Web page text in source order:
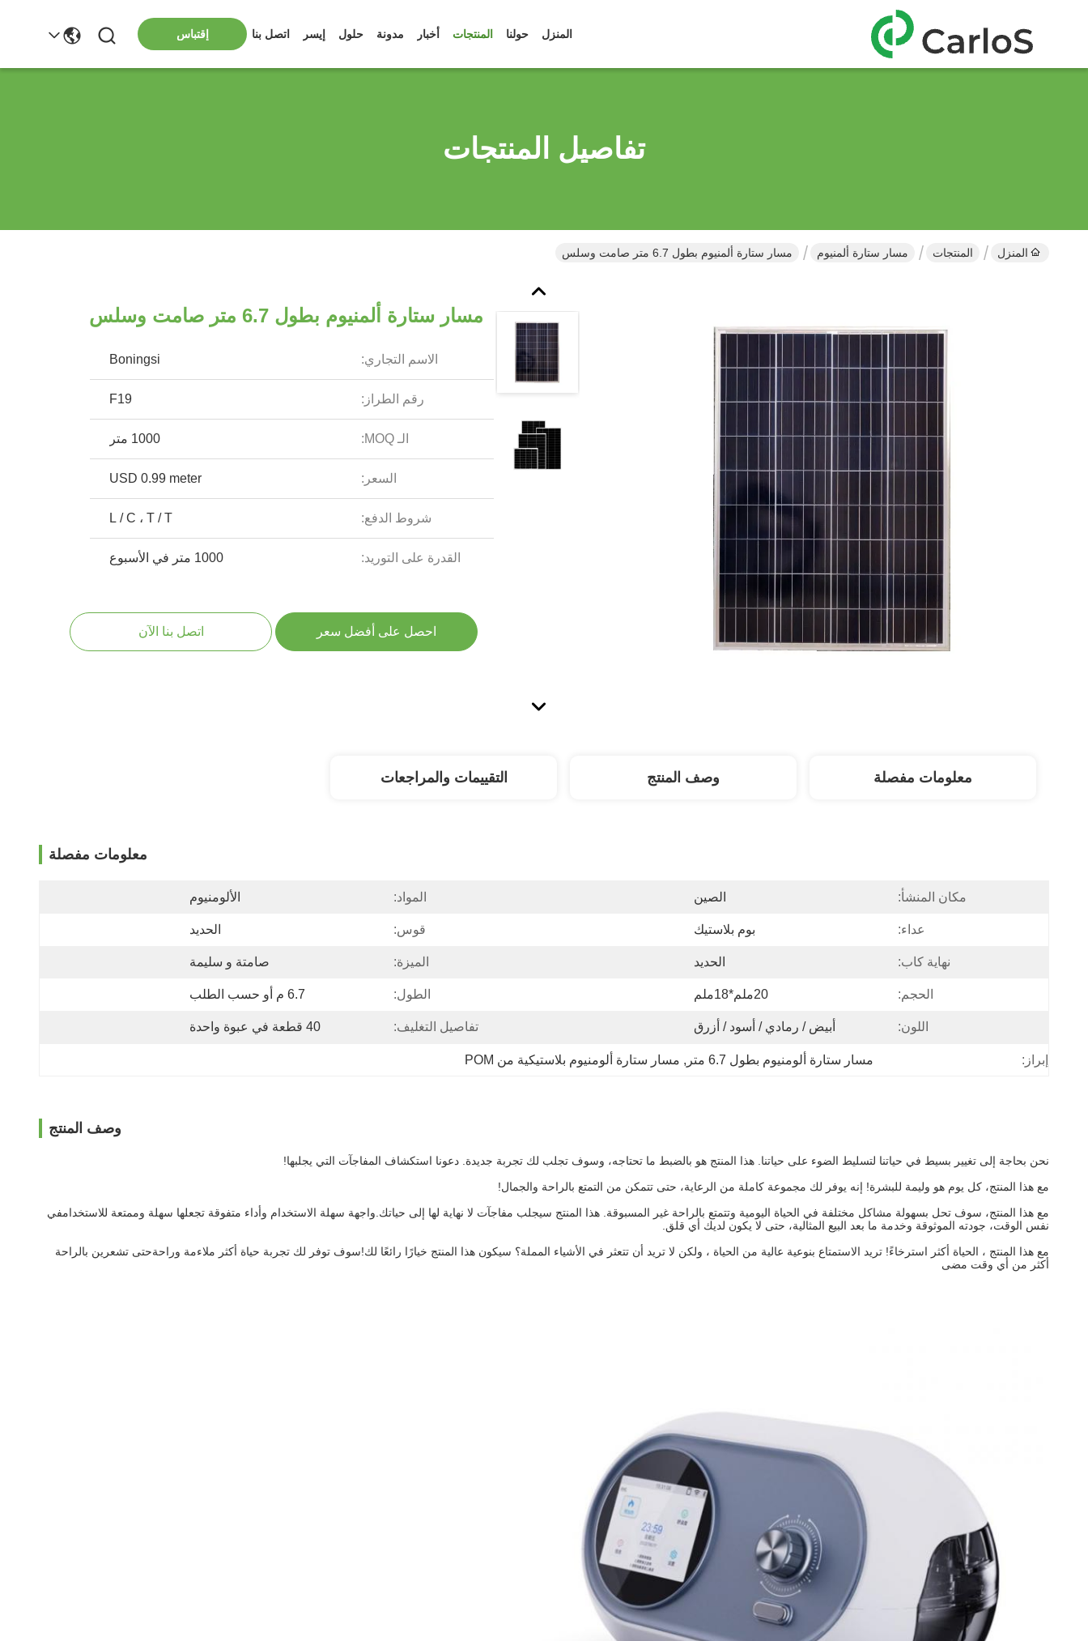
المنزل حولنا المنتجات أخبار مدونة حلول إيسر اتصل بنا إقتباس
تفاصيل المنتجات
المنزل المنتجات مسار ستارة ألمنيوم مسار ستارة ألمنيوم بطول 6.7 متر صامت وسلس
مسار ستارة ألمنيوم بطول 6.7 متر صامت وسلس
الاسم التجاري: Boningsi
رقم الطراز: F19
الـ MOQ: 1000 متر
السعر: USD 0.99 meter
شروط الدفع: L / C ، T / T
القدرة على التوريد: 1000 متر في الأسبوع
احصل على أفضل سعر اتصل بنا الآن
معلومات مفصلة وصف المنتج التقييمات والمراجعات
معلومات مفصلة
مكان المنشأ: الصين المواد: الألومنيوم
عداء: بوم بلاستيك قوس: الحديد
نهاية كاب: الحديد الميزة: صامتة و سليمة
الحجم: 20ملم*18ملم الطول: 6.7 م أو حسب الطلب
اللون: أبيض / رمادي / أسود / أزرق تفاصيل التغليف: 40 قطعة في عبوة واحدة
إبراز: مسار ستارة ألومنيوم بطول 6.7 متر , مسار ستارة ألومنيوم بلاستيكية من POM
وصف المنتج
نحن بحاجة إلى تغيير بسيط في حياتنا لتسليط الضوء على حياتنا. هذا المنتج هو بالضبط ما تحتاجه، وسوف تجلب لك تجربة جديدة. دعونا استكشاف المفاجآت التي يجلبها!
مع هذا المنتج، كل يوم هو وليمة للبشرة! إنه يوفر لك مجموعة كاملة من الرعاية، حتى تتمكن من التمتع بالراحة والجمال!
مع هذا المنتج، سوف تحل بسهولة مشاكل مختلفة في الحياة اليومية وتتمتع بالراحة غير المسبوقة. هذا المنتج سيجلب مفاجآت لا نهاية لها إلى حياتك.واجهة سهلة الاستخدام وأداء متفوقة تجعلها سهلة وممتعة للاستخدامفي
نفس الوقت، جودته الموثوقة وخدمة ما بعد البيع المثالية، حتى لا يكون لديك أي قلق.
مع هذا المنتج ، الحياة أكثر استرخاءً! تريد الاستمتاع بنوعية عالية من الحياة ، ولكن لا تريد أن تتعثر في الأشياء المملة؟ سيكون هذا المنتج خيارًا رائعًا لك!سوف توفر لك تجربة حياة أكثر ملاءمة وراحةحتى تشعرين بالراحة
أكثر من أي وقت مضى